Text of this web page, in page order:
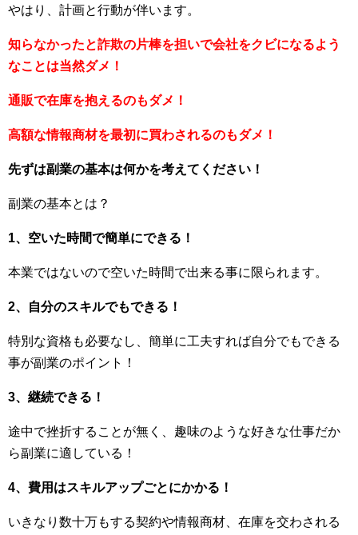
やはり、計画と行動が伴います。
知らなかったと詐欺の片棒を担いで会社をクビになるよう
なことは当然ダメ！
通販で在庫を抱えるのもダメ！
高額な情報商材を最初に買わされるのもダメ！
先ずは副業の基本は何かを考えてください！
副業の基本とは？
1、空いた時間で簡単にできる！
本業ではないので空いた時間で出来る事に限られます。
2、自分のスキルでもできる！
特別な資格も必要なし、簡単に工夫すれば自分でもできる
事が副業のポイント！
3、継続できる！
途中で挫折することが無く、趣味のような好きな仕事だか
ら副業に適している！
4、費用はスキルアップごとにかかる！
いきなり数十万もする契約や情報商材、在庫を交わされる